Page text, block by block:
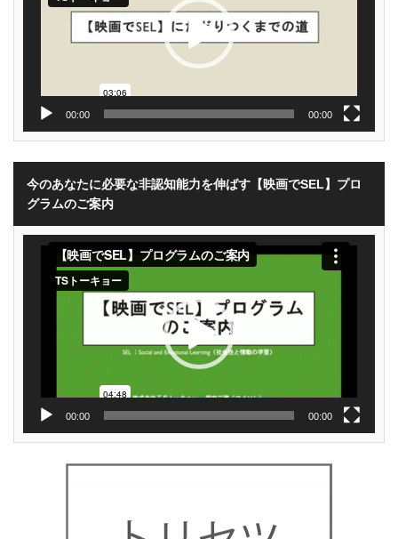
00:00 00:00
今のあなたに必要な非認知能力を伸ばす【映画でSEL】プロ
グラムのご案内
00:00 00:00